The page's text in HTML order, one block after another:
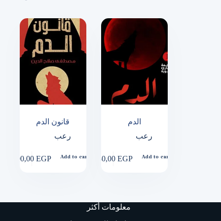
قانون الدم
رعب
100,00 EGP Add to cart
الدم
رعب
230,00 EGP Add to cart
معلومات أكثر